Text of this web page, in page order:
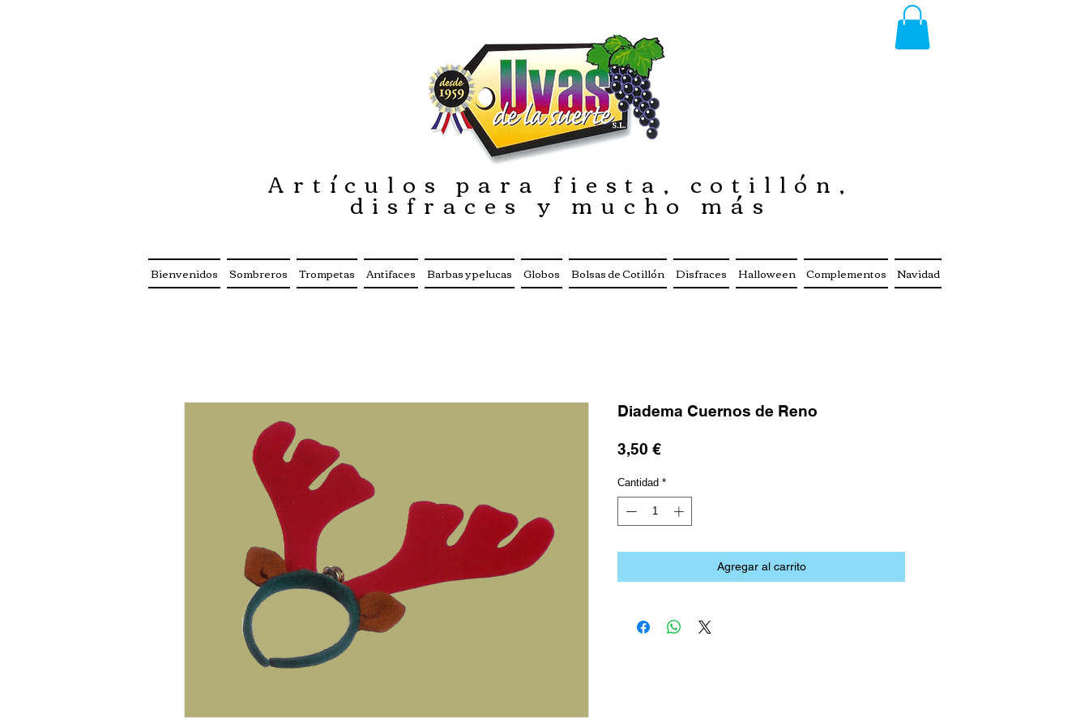
Diadema Cuernos de Reno
3,50 €Precio
Cantidad *
Agregar al carrito
Artículos para fiesta, cotillón,
disfraces y mucho más
Bienvenidos Sombreros Trompetas Antifaces Barbas y pelucas Globos Bolsas de Cotillón Disfraces Halloween Complementos Navidad